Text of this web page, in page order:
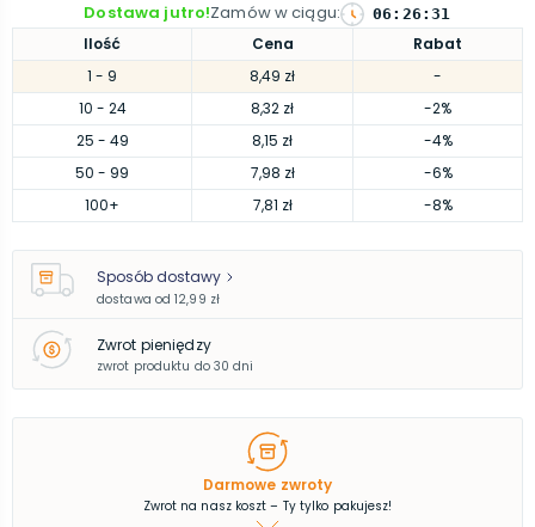
Ilość Cena
Rabat
1 - 9 8,49 zł
-
10 - 24 8,32 zł
-2%
25 - 49 8,15 zł
-4%
50 - 99 7,98 zł
-6%
100+ 7,81 zł -8%
Dostawa jutro!Zamów w ciągu: 06 : 26 :31
Sposób dostawy
dostawa od 12,99 zł
Zwrot pieniędzy
zwrot produktu do 30 dni
Darmowe zwroty
Zwrot na nasz koszt – Ty tylko pakujesz!